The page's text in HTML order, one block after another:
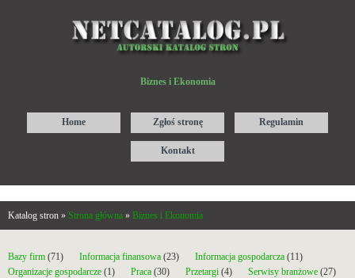
Biznes i Ekonomia
Home Zgłoś stronę Regulamin
Kontakt
Katalog stron » Strona główna » Biznes i Ekonomia
Bazy firm (71) Informacja finansowa (23) Informacja gospodarcza (11)
Organizacje gospodarcze (1) Praca (30) Przetargi (4) Serwisy branżowe (27)